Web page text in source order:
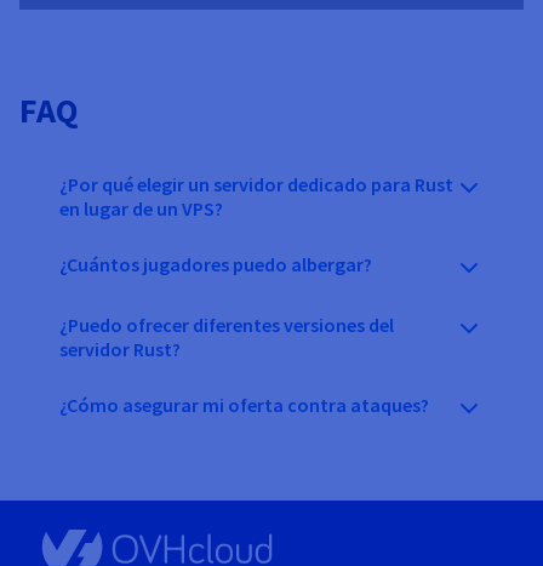
FAQ
¿Por qué elegir un servidor dedicado para Rust
en lugar de un VPS?
¿Cuántos jugadores puedo albergar?
¿Puedo ofrecer diferentes versiones del
servidor Rust?
¿Cómo asegurar mi oferta contra ataques?